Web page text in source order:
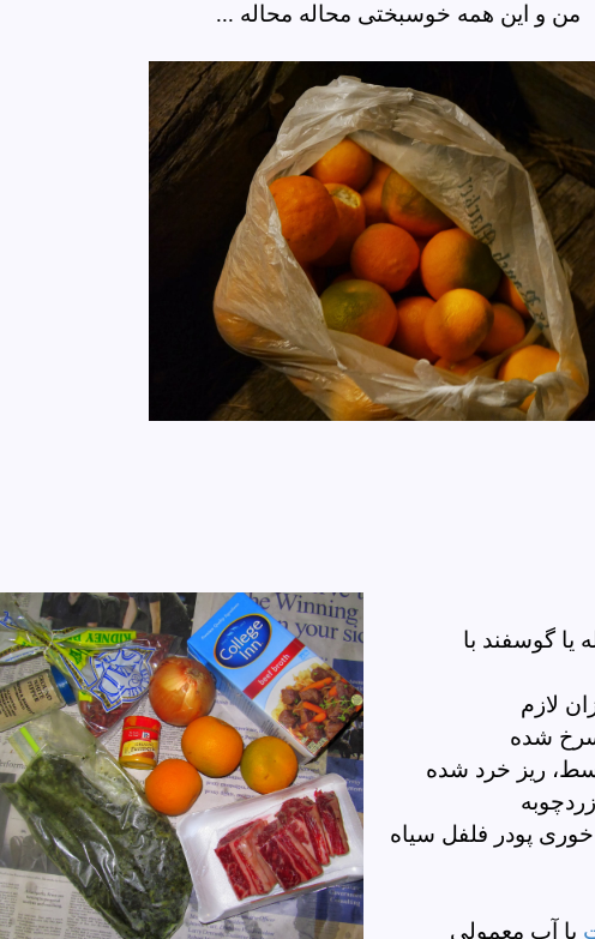
من و این همه خوسبختی محاله محاله ...
یا گوسفند با
لازم
شده
ریز خرد شده
پودر فلفل سیاه
یا آب معمولی